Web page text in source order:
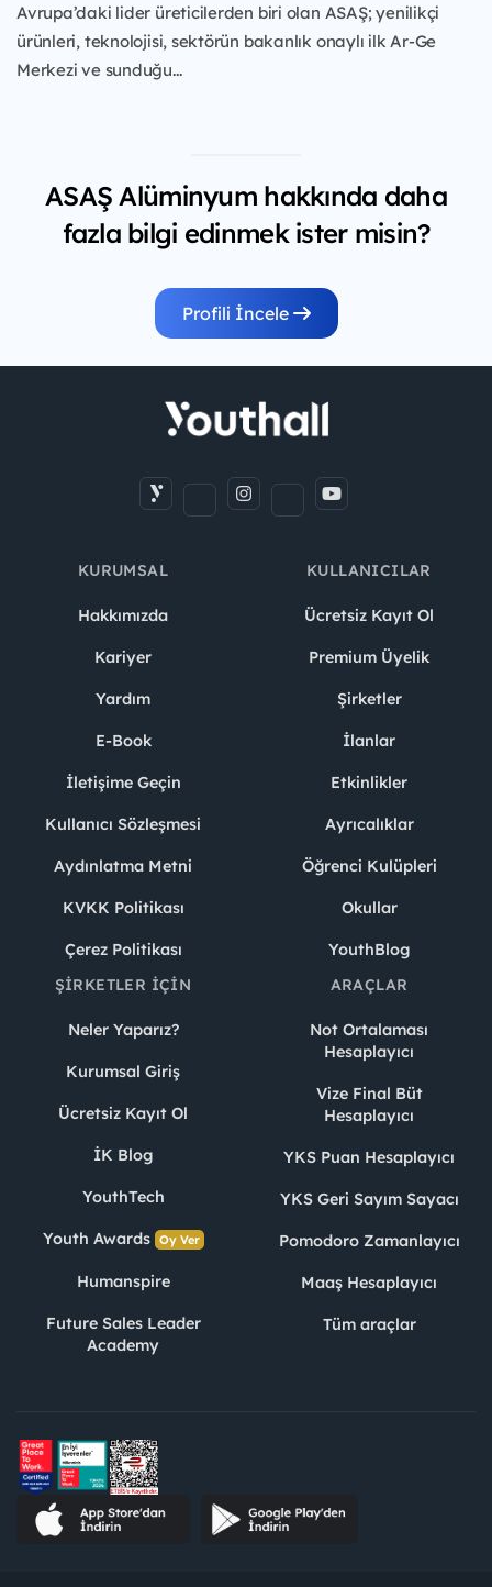
Avrupa’daki lider üreticilerden biri olan ASAŞ; yenilikçi
ürünleri, teknolojisi, sektörün bakanlık onaylı ilk Ar-Ge
Merkezi ve sunduğu...
ASAŞ Alüminyum hakkında daha
fazla bilgi edinmek ister misin?
Profili İncele
KURUMSAL
Hakkımızda
Kariyer
Yardım
E-Book
İletişime Geçin
Kullanıcı Sözleşmesi
Aydınlatma Metni
KVKK Politikası
Çerez Politikası
KULLANICILAR
Ücretsiz Kayıt Ol
Premium Üyelik
Şirketler
İlanlar
Etkinlikler
Ayrıcalıklar
Öğrenci Kulüpleri
Okullar
YouthBlog
ŞIRKETLER İÇIN
Neler Yaparız?
Kurumsal Giriş
Ücretsiz Kayıt Ol
İK Blog
YouthTech
Youth Awards Oy Ver
Humanspire
Future Sales Leader
Academy
ARAÇLAR
Not Ortalaması
Hesaplayıcı
Vize Final Büt
Hesaplayıcı
YKS Puan Hesaplayıcı
YKS Geri Sayım Sayacı
Pomodoro Zamanlayıcı
Maaş Hesaplayıcı
Tüm araçlar